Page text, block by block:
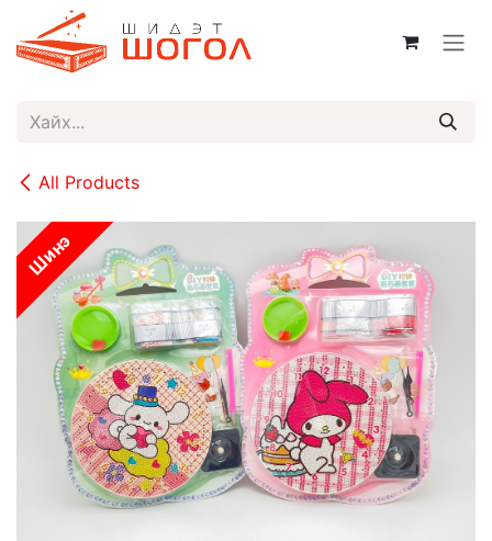
Skip to Content
All Products
Шинэ